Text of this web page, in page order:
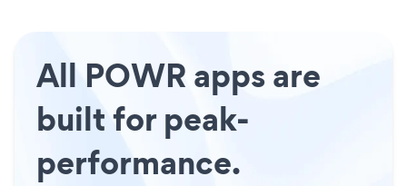
All POWR apps are
built for peak-
performance.